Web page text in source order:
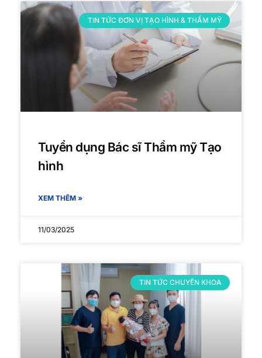
TIN TỨC ĐƠN VỊ TẠO HÌNH & THẨM MỸ
Tuyển dụng Bác sĩ Thẩm mỹ Tạo
hình
XEM THÊM »
11/03/2025
TIN TỨC CHUYÊN KHOA